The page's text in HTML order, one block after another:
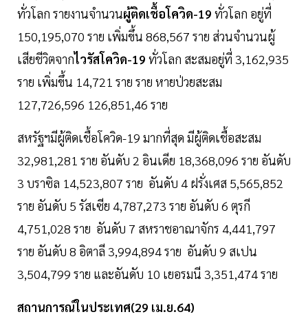
ทั่วโลก รายงานจำนวนผู้ติดเชื้อโควิด-19 ทั่วโลก อยู่ที่
150,195,070 ราย เพิ่มขึ้น 868,567 ราย ส่วนจำนวนผู้
เสียชีวิตจากไวรัสโควิด-19 ทั่วโลก สะสมอยู่ที่ 3,162,935
ราย เพิ่มขึ้น 14,721 ราย ราย หายป่วยสะสม
127,726,596 126,851,46 ราย
สหรัฐฯมีผู้ติดเชื้อโควิด-19 มากที่สุด มีผู้ติดเชื้อสะสม
32,981,281 ราย อันดับ 2 อินเดีย 18,368,096 ราย อันดับ
3 บราซิล 14,523,807 ราย อันดับ 4 ฝรั่งเศส 5,565,852
ราย อันดับ 5 รัสเซีย 4,787,273 ราย อันดับ 6 ตุรกี
4,751,028 ราย อันดับ 7 สหราชอาณาจักร 4,441,797
ราย อันดับ 8 อิตาลี 3,994,894 ราย อันดับ 9 สเปน
3,504,799 ราย และอันดับ 10 เยอรมนี 3,351,474 ราย
สถานการณ์ในประเทศ(29 เม.ย.64)